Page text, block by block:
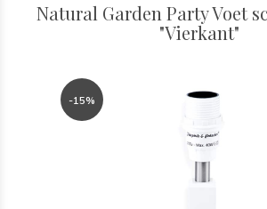
Natural Garden Party Voet
"Vierkant"
-15%